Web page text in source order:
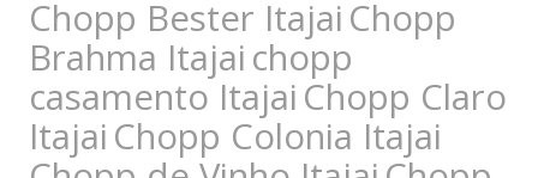
Chopp Bester Itajai Chopp
Brahma Itajai chopp
casamento Itajai Chopp Claro
Itajai Chopp Colonia Itajai